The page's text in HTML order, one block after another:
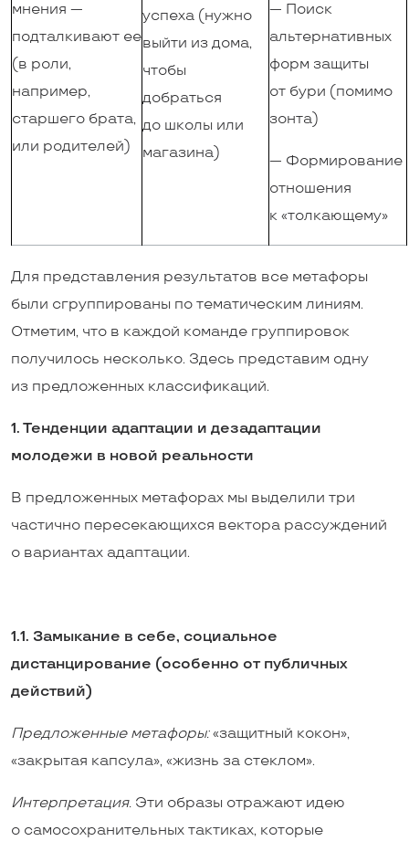
мнения —
подталкивают ее
(в роли,
например,
старшего брата,
или родителей)
успеха (нужно
выйти из дома,
чтобы
добраться
до школы или
магазина)
— Поиск
альтернативных
форм защиты
от бури (помимо
зонта)
— Формирование
отношения
к «толкающему»
Для представления результатов все метафоры
были сгруппированы по тематическим линиям.
Отметим, что в каждой команде группировок
получилось несколько. Здесь представим одну
из предложенных классификаций.
1. Тенденции адаптации и дезадаптации
молодежи в новой реальности
В предложенных метафорах мы выделили три
частично пересекающихся вектора рассуждений
о вариантах адаптации.
1.1. Замыкание в себе, социальное
дистанцирование (особенно от публичных
действий)
Предложенные метафоры:«защитный кокон»,
«закрытая капсула», «жизнь за стеклом».
Интерпретация. Эти образы отражают идею
о самосохранительных тактиках, которые